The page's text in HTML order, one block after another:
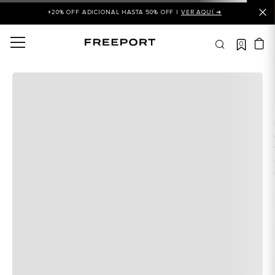
+20% OFF ADICIONAL HASTA 50% OFF | VER AQUÍ ➜
0